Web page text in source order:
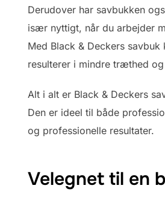
Derudover har savbukken
især nyttigt, når du arbejder
Med Black & Deckers
resulterer i mindre træthed
Alt i alt er Black & Deckers
Den er ideel til både
og professionelle resultater.
Velegnet til en